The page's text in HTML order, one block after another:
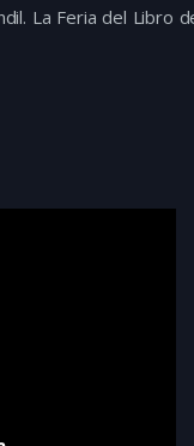
La Feria del Libro